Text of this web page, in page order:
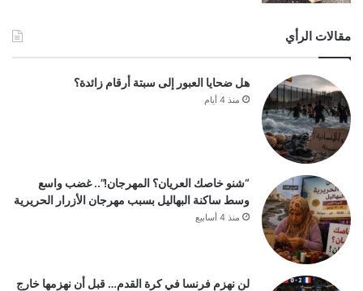
مقالات الرأي
هل ضحايا العبور إلى سبتة أرقام زائدة؟
منذ 4 أيام
“شنو خاصك العريان؟ المهرجان!”.. غضب واسع
وسط ساكنة البهاليل بسبب مهرجان الأزرار الحريرية
منذ 4 أسابيع
لن نهزم فرنسا في كرة القدم… قبل أن نهزمها خارج